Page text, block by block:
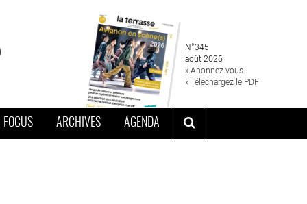
N°345
août 2026
» Abonnez-vous
» Téléchargez le PDF
FOCUS ARCHIVES AGENDA